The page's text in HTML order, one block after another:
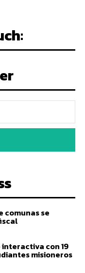
comunas se
con 19
misioneros